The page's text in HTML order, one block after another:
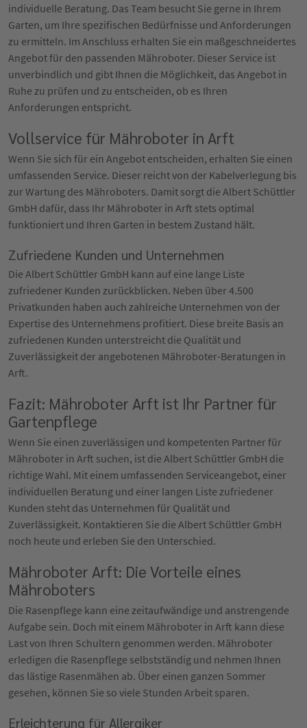
individuelle Beratung. Das Team besucht Sie gerne in Ihrem
Garten, um Ihre spezifischen Bedürfnisse und Anforderungen
zu ermitteln. Im Anschluss erhalten Sie ein maßgeschneidertes
Angebot für den passenden Mähroboter. Dieser Service ist
unverbindlich und gibt Ihnen die Möglichkeit, das Angebot in
Ruhe zu prüfen und zu entscheiden, ob es Ihren
Anforderungen entspricht.
Vollservice für Mähroboter in Arft
Wenn Sie sich für ein Angebot entscheiden, erhalten Sie einen
umfassenden Service. Dieser reicht von der Kabelverlegung bis
zur Wartung des Mähroboters. Damit sorgt die Albert Schüttler
GmbH dafür, dass Ihr Mähroboter in Arft stets optimal
funktioniert und Ihren Garten in bestem Zustand hält.
Zufriedene Kunden und Unternehmen
Die Albert Schüttler GmbH kann auf eine lange Liste
zufriedener Kunden zurückblicken. Neben über 4.500
Privatkunden haben auch zahlreiche Unternehmen von der
Expertise des Unternehmens profitiert. Diese breite Basis an
zufriedenen Kunden unterstreicht die Qualität und
Zuverlässigkeit der angebotenen Mähroboter-Beratungen in
Arft.
Fazit: Mähroboter Arft ist Ihr Partner für
Gartenpflege
Wenn Sie einen zuverlässigen und kompetenten Partner für
Mähroboter in Arft suchen, ist die Albert Schüttler GmbH die
richtige Wahl. Mit einem umfassenden Serviceangebot, einer
individuellen Beratung und einer langen Liste zufriedener
Kunden steht das Unternehmen für Qualität und
Zuverlässigkeit. Kontaktieren Sie die Albert Schüttler GmbH
noch heute und erleben Sie den Unterschied.
Mähroboter Arft: Die Vorteile eines
Mähroboters
Die Rasenpflege kann eine zeitaufwändige und anstrengende
Aufgabe sein. Doch mit einem Mähroboter in Arft kann diese
Last von Ihren Schultern genommen werden. Mähroboter
erledigen die Rasenpflege selbstständig und nehmen Ihnen
das lästige Rasenmähen ab. Über einen ganzen Sommer
gesehen, können Sie so viele Stunden Arbeit sparen.
Erleichterung für Allergiker